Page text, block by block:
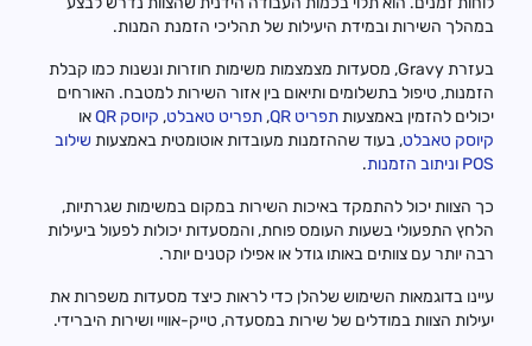
במהלך השירות ובמידת היעילות של תהליכי הזמנת המנות.
בעזרת Gravy, מסעדות מצמצמות משימות חוזרות ונשנות כמו קבלת
הזמנות, טיפול בתשלומים ותיאום בין אזור השירות למטבח. האורחים
יכולים להזמין באמצעותתפריט QR , תפריט טאבלט, קיוסק QR
או
קיוסק טאבלט, בעוד שההזמנות מעובדות אוטומטית באמצעות שילוב
POS וניתוב הזמנות.
כך הצוות יכול להתמקד באיכות השירות במקום במשימות שגרתיות,
הלחץ התפעולי בשעות העומס פוחת, והמסעדות יכולות לפעול ביעילות
רבה יותר עם צוותים באותו גודל או אפילו קטנים יותר.
עיינו בדוגמאות השימוש שלהלן כדי לראות כיצד מסעדות משפרות את
יעילות הצוות במודלים של שירות במסעדה, טייק-אוויי ושירות היברידי.